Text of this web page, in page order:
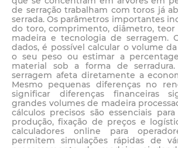
de serração trabalham com toros já
serrada. Os parâmetros importantes
do toro, comprimento, diâmetro,
madeira e tecnologia de serragem.
dados, é possível calcular o volume
o seu peso ou estimar a
material sob a forma de
serragem afeta diretamente a
Mesmo pequenas diferenças no
significar diferenças financeiras
grandes volumes de madeira
cálculos precisos são essenciais
produção, fixação de preços e
calculadores online para
permitem simulações rápidas de